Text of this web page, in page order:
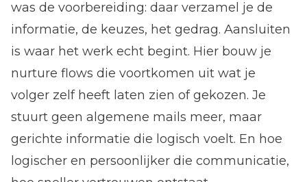
was de voorbereiding: daar verzamel je de
informatie, de keuzes, het gedrag. Aansluiten
is waar het werk echt begint. Hier bouw je
nurture flows die voortkomen uit wat je
volger zelf heeft laten zien of gekozen. Je
stuurt geen algemene mails meer, maar
gerichte informatie die logisch voelt. En hoe
logischer en persoonlijker die communicatie,